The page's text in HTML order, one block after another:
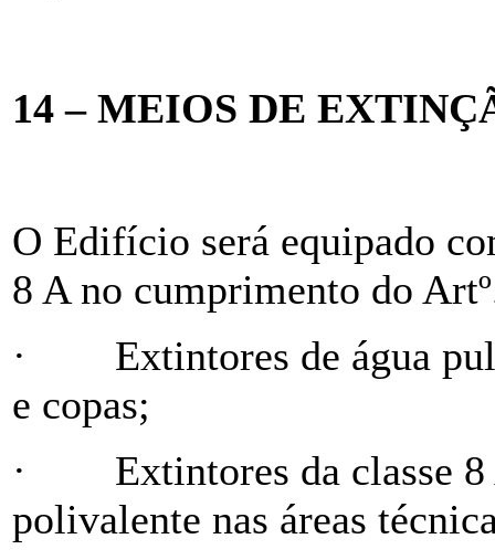
14 – MEIOS DE
O Edifício será equipado
8 A no cumprimento do
· Extintores de água
e copas;
· Extintores da classe
polivalente nas áreas